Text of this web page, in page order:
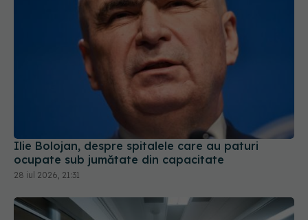
Ilie Bolojan, despre spitalele care au paturi
ocupate sub jumătate din capacitate